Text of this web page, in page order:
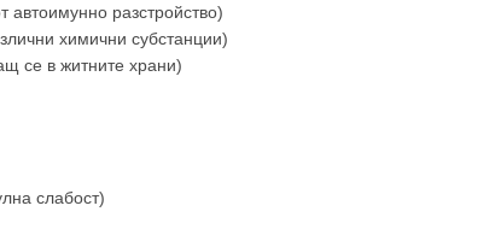
разстройство)
химични субстанции)
се в житните храни)
слабост)